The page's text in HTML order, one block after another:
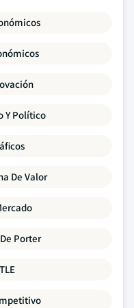
Y Político
De Valor
Porter